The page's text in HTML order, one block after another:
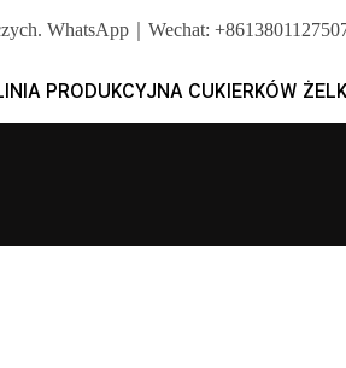
WhatsApp｜Wechat:
PRODUKCYJNA CUKIERKÓW